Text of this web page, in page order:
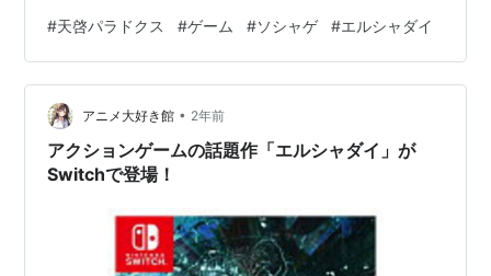
ンテンツとのコラボって基本的に復刻はないから、それ
以降にゲームを始めた人は絶対に参加できないイベント
なわけで。 もちろんエルシャダイのことも知ってる。ま
あ知ってると言っても、エルシャダイのPVを見たりネタ
動画を見たりしたくらいなんだけど。ゲームをプレイし
たことある…
#天啓パラドクス #ゲーム #ソシャゲ #エルシャダイ
アニメ大好き館 • 2年前
アクションゲームの話題作「エルシャダイ」が
Switchで登場！